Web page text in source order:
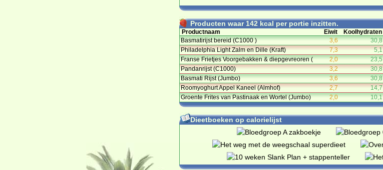
Producten waar 142 kcal per portie inzitten.
Productnaam Eiwit Koolhydraten
Basmatirijst bereid (C1000 )
3,6 30,8
Philadelphia Light Zalm en Dille (Kraft)
7,3 5,1
Franse Frietjes Voorgebakken & diepgevreoren (
2,0 23,5
Pandanrijst (C1000)
3,2 30,8
Basmati Rijst (Jumbo)
3,6 30,8
Roomyoghurt Appel Kaneel (Almhof)
2,7 14,7
Groente Frites van Pastinaak en Wortel (Jumbo)
2,0 10,1
Dieetboeken op calorielijst